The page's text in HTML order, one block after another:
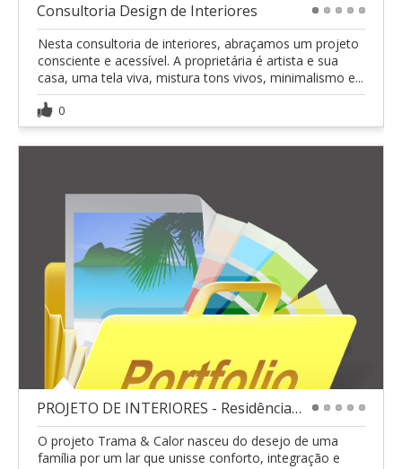
Consultoria Design de Interiores
Nesta consultoria de interiores, abraçamos um projeto
consciente e acessível. A proprietária é artista e sua
casa, uma tela viva, mistura tons vivos, minimalismo e...
0
PROJETO DE INTERIORES - Residência unifamiliar
O projeto Trama & Calor nasceu do desejo de uma
família por um lar que unisse conforto, integração e